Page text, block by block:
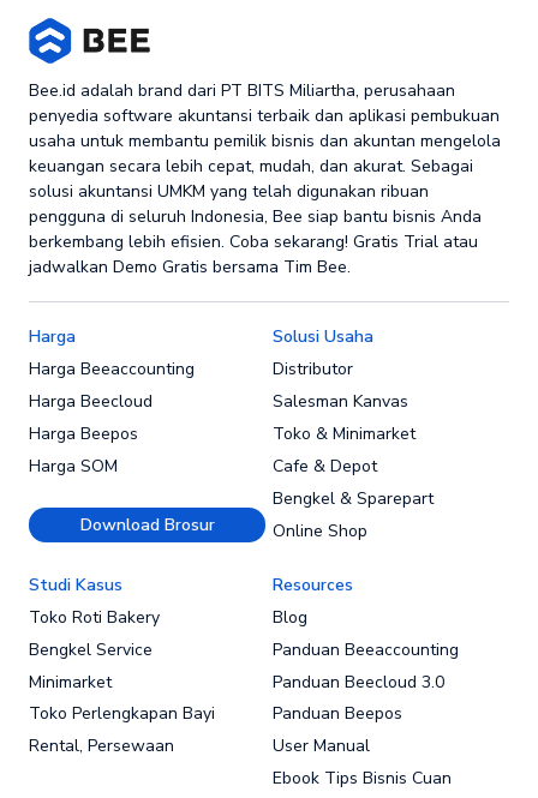
Bee.id adalah brand dari PT BITS Miliartha, perusahaan
penyedia software akuntansi terbaik dan aplikasi pembukuan
usaha untuk membantu pemilik bisnis dan akuntan mengelola
keuangan secara lebih cepat, mudah, dan akurat. Sebagai
solusi akuntansi UMKM yang telah digunakan ribuan
pengguna di seluruh Indonesia, Bee siap bantu bisnis Anda
berkembang lebih efisien. Coba sekarang! Gratis Trial atau
jadwalkan Demo Gratis bersama Tim Bee.
Harga
Harga Beeaccounting
Harga Beecloud
Harga Beepos
Harga SOM
Download Brosur
Solusi Usaha
Distributor
Salesman Kanvas
Toko & Minimarket
Cafe & Depot
Bengkel & Sparepart
Online Shop
Studi Kasus
Toko Roti Bakery
Bengkel Service
Minimarket
Toko Perlengkapan Bayi
Rental, Persewaan
Resources
Blog
Panduan Beeaccounting
Panduan Beecloud 3.0
Panduan Beepos
User Manual
Ebook Tips Bisnis Cuan